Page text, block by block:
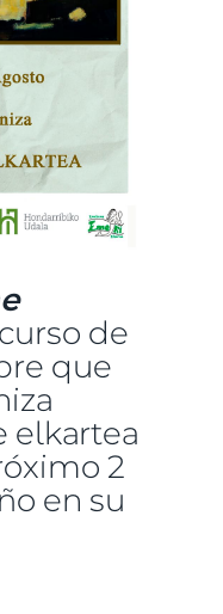
de
que
elkartea
2
en su
al Aire Libre